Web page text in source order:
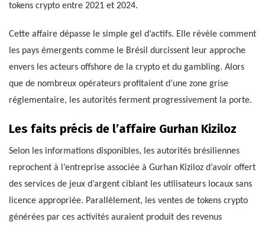
tokens crypto entre 2021 et 2024.
Cette affaire dépasse le simple gel d’actifs. Elle révèle comment
les pays émergents comme le Brésil durcissent leur approche
envers les acteurs offshore de la crypto et du gambling. Alors
que de nombreux opérateurs profitaient d’une zone grise
réglementaire, les autorités ferment progressivement la porte.
Les faits précis de l’affaire Gurhan Kiziloz
Selon les informations disponibles, les autorités brésiliennes
reprochent à l’entreprise associée à Gurhan Kiziloz d’avoir offert
des services de jeux d’argent ciblant les utilisateurs locaux sans
licence appropriée. Parallèlement, les ventes de tokens crypto
générées par ces activités auraient produit des revenus